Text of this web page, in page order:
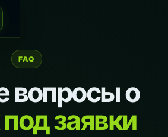
FAQ
вопросы о
заявки